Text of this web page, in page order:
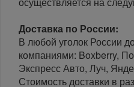
Доставка по России:
В любой уголок России
компаниями: Boxberry,
Экспресс Авто, Луч,
Стоимость доставки в